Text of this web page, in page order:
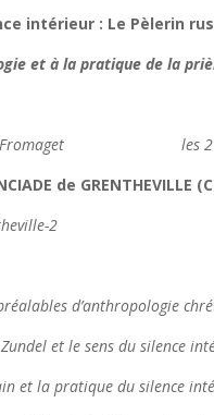
intérieur : Le Pèlerin
et à la pratique de la
Fromaget les 27 au
de GRENTHEVILLE
2
d’anthropologie
et le sens du silence
et la pratique du silence